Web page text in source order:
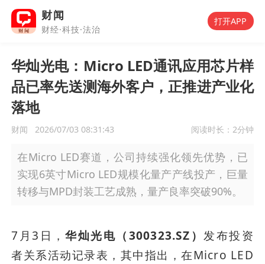
财闻
财经·科技·法治
打开APP
华灿光电：Micro LED通讯应用芯片样
品已率先送测海外客户，正推进产业化
落地
财闻 2026/07/03 08:31:43 阅读时长： 2分钟
在Micro LED赛道，公司持续强化领先优势，已
实现6英寸Micro LED规模化量产产线投产，巨量
转移与MPD封装工艺成熟，量产良率突破90%。
7月3日，华灿光电（300323.SZ）发布投资
者关系活动记录表，其中指出，在Micro LED